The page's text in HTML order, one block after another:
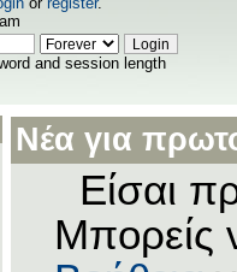
and session length
Νέα για
Είσαι
Μπορείς